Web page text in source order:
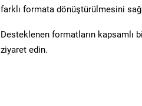
farklı formata dönüştürülmesini
Desteklenen formatların kapsamlı
ziyaret edin.